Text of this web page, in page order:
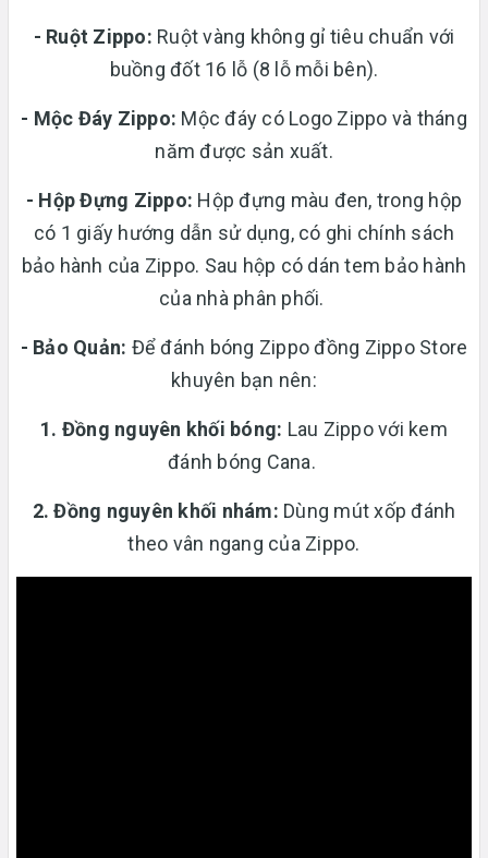
- Ruột Zippo: Ruột vàng không gỉ tiêu chuẩn với
buồng đốt 16 lỗ (8 lỗ mỗi bên).
- Mộc Đáy Zippo: Mộc đáy có Logo Zippo và tháng
năm được sản xuất.
- Hộp Đựng Zippo: Hộp đựng màu đen, trong hộp
có 1 giấy hướng dẫn sử dụng, có ghi chính sách
bảo hành của Zippo. Sau hộp có dán tem bảo hành
của nhà phân phối.
- Bảo Quản: Để đánh bóng Zippo đồng Zippo Store
khuyên bạn nên:
1. Đồng nguyên khối bóng: Lau Zippo với kem
đánh bóng Cana.
2. Đồng nguyên khối nhám: Dùng mút xốp đánh
theo vân ngang của Zippo.